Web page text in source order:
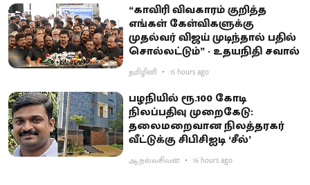
“காவிரி விவகாரம் குறித்த
எங்கள் கேள்விகளுக்கு
முதல்வர் விஜய் முடிந்தால் பதில்
சொல்லட்டும்” - உதயநிதி சவால்
தமிழினி 15 hours ago
பழநியில் ரூ.100 கோடி
நிலப்பதிவு முறைகேடு:
தலைமறைவான நிலத்தரகர்
வீட்டுக்கு சிபிசிஐடி ‘சீல்’
ஆ.நல்லசிவன் 16 hours ago